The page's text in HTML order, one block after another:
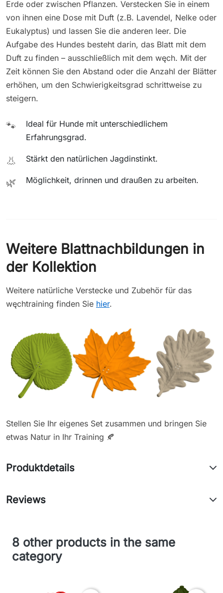
Erde oder zwischen Pflanzen. Verstecken Sie in einem
von ihnen eine Dose mit Duft (z.B. Lavendel, Nelke oder
Eukalyptus) und lassen Sie die anderen leer. Die
Aufgabe des Hundes besteht darin, das Blatt mit dem
Duft zu finden – ausschließlich mit dem węch. Mit der
Zeit können Sie den Abstand oder die Anzahl der Blätter
erhöhen, um den Schwierigkeitsgrad schrittweise zu
steigern.
🐾
Ideal für Hunde mit unterschiedlichem
Erfahrungsgrad.
👃 Stärkt den natürlichen Jagdinstinkt.
🌿 Möglichkeit, drinnen und draußen zu arbeiten.
Weitere Blattnachbildungen in
der Kollektion
Weitere natürliche Verstecke und Zubehör für das
węchtraining finden Sie hier.
Stellen Sie Ihr eigenes Set zusammen und bringen Sie
etwas Natur in Ihr Training 🍂
Produktdetails
Reviews
8 other products in the same
category